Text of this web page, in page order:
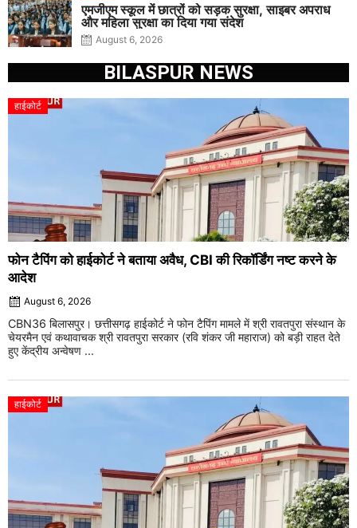
एमजीएम स्कूल में छात्रों को सड़क सुरक्षा, साइबर अपराध
और महिला सुरक्षा का दिया गया संदेश
August 6, 2026
BILASPUR NEWS
हाईकोर्ट
फोन टैपिंग को हाईकोर्ट ने बताया अवैध, CBI की रिकॉर्डिंग नष्ट करने के
आदेश
August 6, 2026
CBN36 बिलासपुर। छत्तीसगढ़ हाईकोर्ट ने फोन टैपिंग मामले में श्री रावतपुरा संस्थान के
चेयरमैन एवं कथावाचक श्री रावतपुरा सरकार (रवि शंकर जी महाराज) को बड़ी राहत देते
हुए केंद्रीय अन्वेषण ...
हाईकोर्ट